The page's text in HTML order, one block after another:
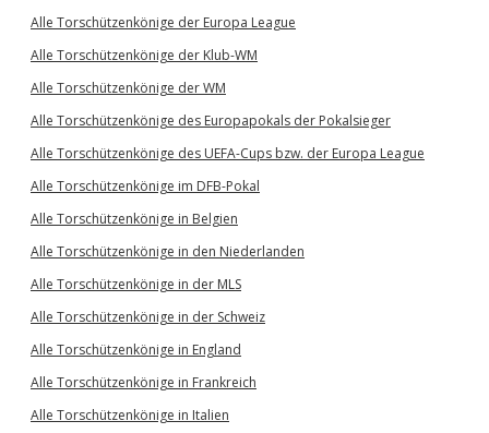
Alle Torschützenkönige der Europa League
Alle Torschützenkönige der Klub-WM
Alle Torschützenkönige der WM
Alle Torschützenkönige des Europapokals der Pokalsieger
Alle Torschützenkönige des UEFA-Cups bzw. der Europa League
Alle Torschützenkönige im DFB-Pokal
Alle Torschützenkönige in Belgien
Alle Torschützenkönige in den Niederlanden
Alle Torschützenkönige in der MLS
Alle Torschützenkönige in der Schweiz
Alle Torschützenkönige in England
Alle Torschützenkönige in Frankreich
Alle Torschützenkönige in Italien